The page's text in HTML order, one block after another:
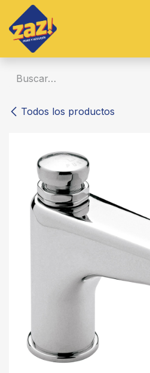
Ir al contenido
Todos los productos